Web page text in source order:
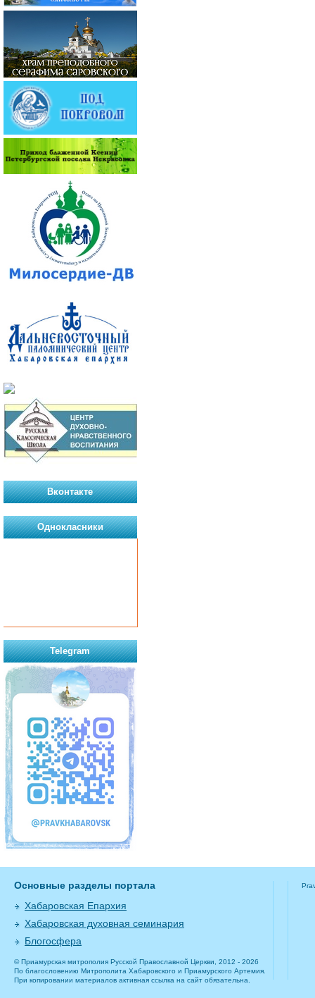
Вконтакте
Однокласники
Telegram
Основные разделы портала
Хабаровская Епархия
Хабаровская духовная семинария
Блогосфера
© Приамурская митрополия Русской Православной Церкви, 2012 - 2026
По благословению Митрополита Хабаровского и Приамурского Артемия.
При копировании материалов активная ссылка на сайт обязательна.